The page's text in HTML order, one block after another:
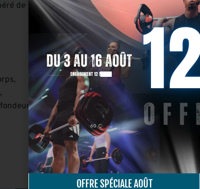
de tout stress et vous vous sentez bien dans
OFFRE SPÉCIALE AOÛT